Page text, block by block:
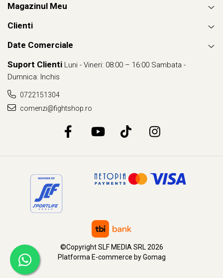
Magazinul Meu
Clienti
Date Comerciale
Suport Clienti Luni - Vineri: 08:00 – 16:00 Sambata -
Dumnica: Inchis
0722151304
comenzi@fightshop.ro
©Copyright SLF MEDIA SRL 2026
Platforma E-commerce by Gomag